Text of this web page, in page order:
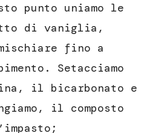
punto uniamo le
di vaniglia,
fino a
Setacciamo
il bicarbonato e
il composto